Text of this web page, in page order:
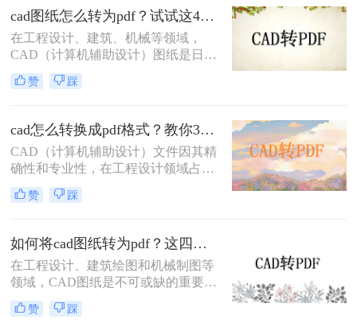
保护设计文件的完整性和版权。那么
CAD如何批量转PDF呢？本文将介绍
两种将CAD图纸批量转换为PDF的高
效方法。
cad图纸怎么转为pdf？试试这4种实用转换方法！
在工程设计、建筑、机械等领域，
CAD（计算机辅助设计）图纸是日常
工作中不可或缺的重要文件。然而，
为了更方便地分享、存档和打印这些
档格式）格式是一个明智的选择。那
么cad图纸怎么转为pdf呢？本文将详
细介绍三种将CAD图纸转换为PDF的
实用方法。
赞 踩
cad怎么转换成pdf格式？教你3个简单的转换方法！
CAD（计算机辅助设计）文件因其精
确性和专业性，在工程设计领域占据
重要地位。然而，为了便于共享、打
印和查看，有时需要将CAD文件转换
格式呢？本文将介绍三种将CAD文件
转换为PDF格式的高效方法。
赞 踩
如何将cad图纸转为pdf？这四个方法很不错！
在工程设计、建筑绘图和机械制图等
领域，CAD图纸是不可或缺的重要工
具。然而，有时我们需要将CAD图纸
转换为PDF格式，以便更好地进行分
赞 踩